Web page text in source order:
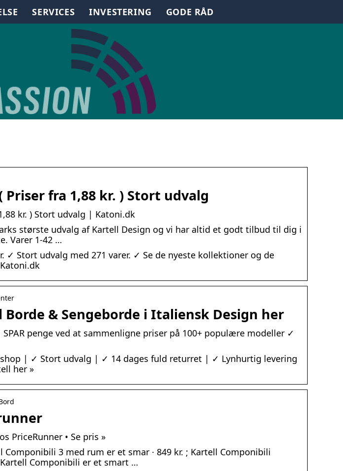
SERVICES INVESTERING GODE RÅD
Priser fra 1,88 kr. ) Stort udvalg
kr. ) Stort udvalg | Katoni.dk
største udvalg af Kartell Design og vi har altid et godt tilbud til dig i
Varer 1-42 …
✓ Stort udvalg med 271 varer. ✓ Se de nyeste kollektioner og de
& Sengeborde i Italiensk Design her
penge ved at sammenligne priser på 100+ populære modeller ✓
| ✓ Stort udvalg | ✓ 14 dages fuld returret | ✓ Lynhurtig levering
her »
PriceRunner • Se pris »
3 med rum er et smar · 849 kr. ; Kartell Componibili
Componibili er et smart …